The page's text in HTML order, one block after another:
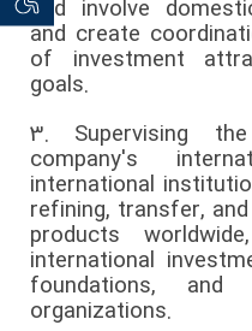
and involve
and create
of investment
goals.
3. Supervising
company's
international
refining, transfer,
products
international
foundations, and
organizations.